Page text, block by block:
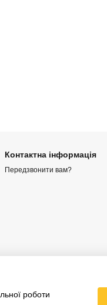
Контактна інформація
Передзвонити вам?
роботи